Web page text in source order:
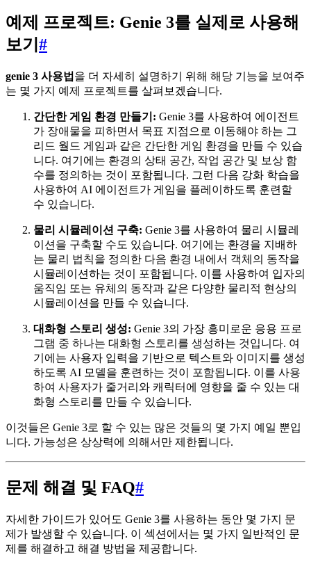
예제 프로젝트: Genie 3를 실제로 사용해
보기 #
genie 3 사용법 을 더 자세히 설명하기 위해 해당 기능을 보여주
는 몇 가지 예제 프로젝트를 살펴보겠습니다.
간단한 게임 환경 만들기: Genie 3를 사용하여 에이전트
가 장애물을 피하면서 목표 지점으로 이동해야 하는 그
리드 월드 게임과 같은 간단한 게임 환경을 만들 수 있습
니다. 여기에는 환경의 상태 공간, 작업 공간 및 보상 함
수를 정의하는 것이 포함됩니다. 그런 다음 강화 학습을
사용하여 AI 에이전트가 게임을 플레이하도록 훈련할
수 있습니다.
물리 시뮬레이션 구축: Genie 3를 사용하여 물리 시뮬레
이션을 구축할 수도 있습니다. 여기에는 환경을 지배하
는 물리 법칙을 정의한 다음 환경 내에서 객체의 동작을
시뮬레이션하는 것이 포함됩니다. 이를 사용하여 입자의
움직임 또는 유체의 동작과 같은 다양한 물리적 현상의
시뮬레이션을 만들 수 있습니다.
대화형 스토리 생성: Genie 3의 가장 흥미로운 응용 프로
그램 중 하나는 대화형 스토리를 생성하는 것입니다. 여
기에는 사용자 입력을 기반으로 텍스트와 이미지를 생성
하도록 AI 모델을 훈련하는 것이 포함됩니다. 이를 사용
하여 사용자가 줄거리와 캐릭터에 영향을 줄 수 있는 대
화형 스토리를 만들 수 있습니다.
이것들은 Genie 3로 할 수 있는 많은 것들의 몇 가지 예일 뿐입
니다. 가능성은 상상력에 의해서만 제한됩니다.
문제 해결 및 FAQ#
자세한 가이드가 있어도 Genie 3를 사용하는 동안 몇 가지 문
제가 발생할 수 있습니다. 이 섹션에서는 몇 가지 일반적인 문
제를 해결하고 해결 방법을 제공합니다.